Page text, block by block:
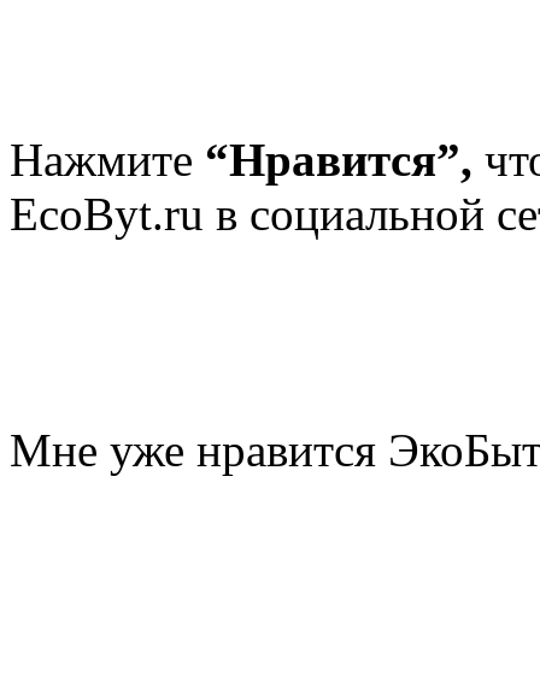
Нажмите “Нравится”,
EcoByt.ru в социальной
Мне уже нравится